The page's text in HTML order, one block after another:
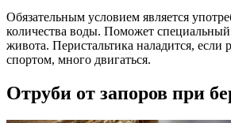
Обязательным условием является
количества воды. Поможет
живота. Перистальтика наладится, если
спортом, много двигаться.
Отруби от запоров при